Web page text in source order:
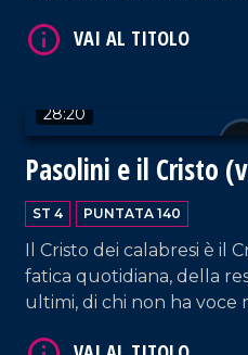
spazio multifunzionale e
estremamente validi.
28:20
Pasolini e il Cristo
ST 4 PUNTATA 140
Il Cristo dei calabresi è il
fatica quotidiana, della
ultimi, di chi non ha voce
VAI AL TITOLO